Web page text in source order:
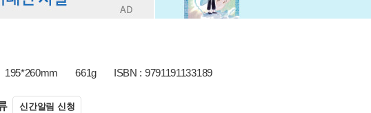
195*260mm 661g ISBN : 9791191133189
신간알림 신청